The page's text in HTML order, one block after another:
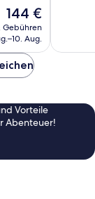
Der
Preis
beträgt
144 €
Gebühren
Aug.
Vorteile
Abenteuer!